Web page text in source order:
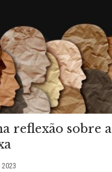
reflexão sobre a